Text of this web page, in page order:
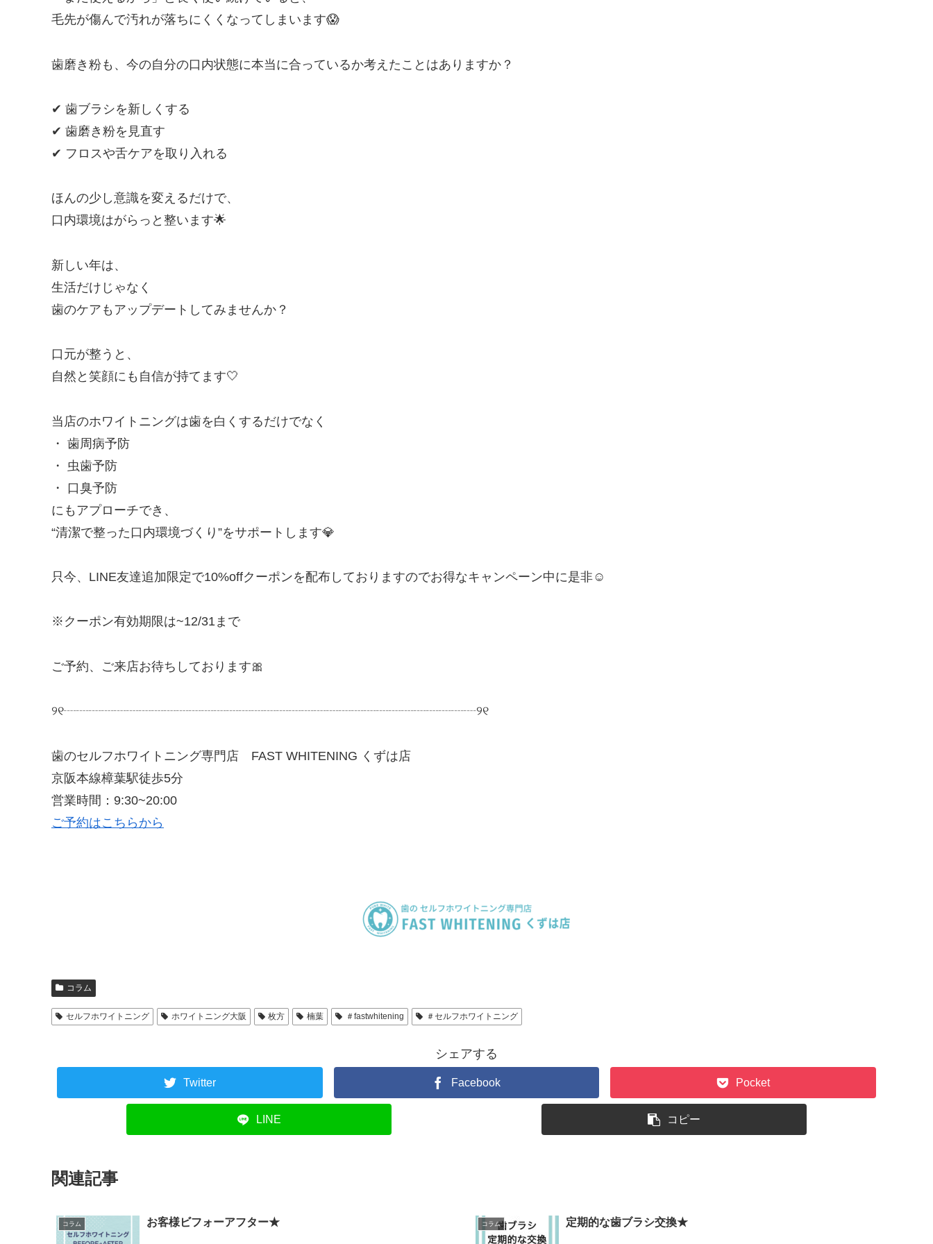
毛先が傷んで汚れが落ちにくくなってしまいます😱
歯磨き粉も、今の自分の口内状態に本当に合っているか考えたことはありますか？
✔ 歯ブラシを新しくする
✔ 歯磨き粉を見直す
✔ フロスや舌ケアを取り入れる
ほんの少し意識を変えるだけで、
口内環境はがらっと整います🌟
新しい年は、
生活だけじゃなく
歯のケアもアップデートしてみませんか？
口元が整うと、
自然と笑顔にも自信が持てます🤍
当店のホワイトニングは歯を白くするだけでなく
・ 歯周病予防
・ 虫歯予防
・ 口臭予防
にもアプローチでき、
“清潔で整った口内環境づくり”をサポートします💎
只今、 LINE友達追加限定で10%offクーポンを配布しておりますのでお得なキャンペーン中に是非☺️
※ クーポン有効期限は~12/31まで
ご予約、ご来店お待ちしております🎀
୨୧┈┈┈┈┈┈┈┈┈┈┈┈┈┈┈┈┈┈┈┈┈┈┈┈┈┈┈┈┈┈┈┈┈୨୧
歯のセルフホワイトニング専門店 FAST WHITENING くずは店
京阪本線樟葉駅徒歩5分
営業時間： 9:30~20:00
ご予約はこちらから
コラム
セルフホワイトニング ホワイトニング大阪 枚方 楠葉 ＃fastwhitening ＃セルフホワイトニング
シェアする
Twitter Facebook Pocket
LINE コピー
関連記事
コラム お客様ビフォーアフター★ コラム 定期的な歯ブラシ交換★